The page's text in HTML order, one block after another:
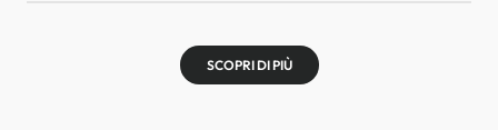
SCOPRI DI PIÙ